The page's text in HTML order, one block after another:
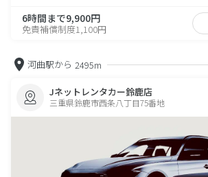
6時間まで9,900円
免責補償制度1,100円
河曲駅から 2495m
Jネットレンタカー鈴鹿店
三重県鈴鹿市西条八丁目75番地